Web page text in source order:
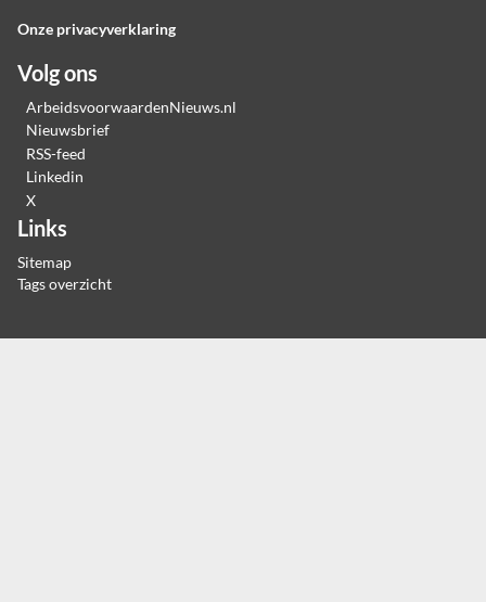
Onze privacyverklaring
Volg ons
ArbeidsvoorwaardenNieuws.nl
Nieuwsbrief
RSS-feed
Linkedin
X
Links
Sitemap
Tags overzicht